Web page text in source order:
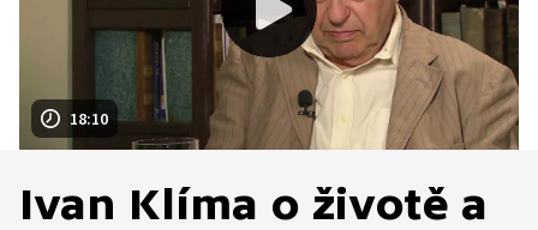
18:10
Ivan Klíma o životě a